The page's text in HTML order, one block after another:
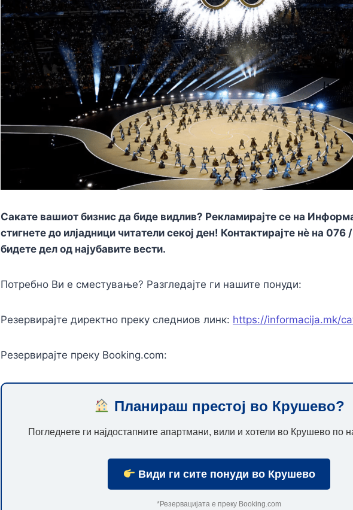
Сакате вашиот бизнис да биде видлив? Рекламирајте се на
стигнете до илјадници читатели секој ден! Контактирајте нè на 076
бидете дел од најубавите вести.
Потребно Ви е сместување? Разгледајте ги нашите понуди:
Резервирајте директно преку следниов линк: https://informacija.mk/
Резервирајте преку Booking.com:
Планираш престој во Крушево?
Погледнете ги најдостапните апартмани, вили и хотели во Крушево по
Види ги сите понуди во Крушево
*Резервацијата е преку Booking.com